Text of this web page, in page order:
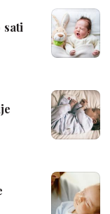
sati